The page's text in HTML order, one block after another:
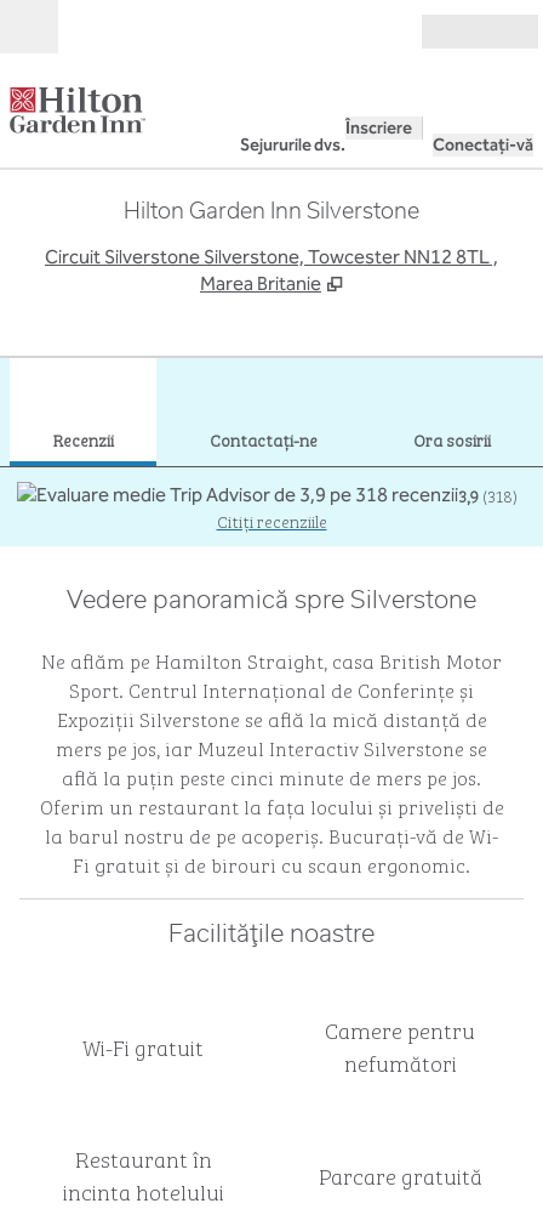
Sejururile dvs.
Înscriere
Conectați-vă
Hilton Garden Inn Silverstone
Circuit Silverstone Silverstone, Towcester NN12 8TL ,
Marea Britanie
Recenzii Contactaţi-ne Ora sosirii
3,9 (318)
Citiți recenziile
Vedere panoramică spre Silverstone
Ne aflăm pe Hamilton Straight, casa British Motor
Sport. Centrul Internațional de Conferințe și
Expoziții Silverstone se află la mică distanță de
mers pe jos, iar Muzeul Interactiv Silverstone se
află la puțin peste cinci minute de mers pe jos.
Oferim un restaurant la fața locului și priveliști de
la barul nostru de pe acoperiș. Bucurați-vă de Wi-
Fi gratuit și de birouri cu scaun ergonomic.
Facilităţile noastre
Wi-Fi gratuit
Camere pentru
nefumători
Restaurant în
incinta hotelului
Parcare gratuită